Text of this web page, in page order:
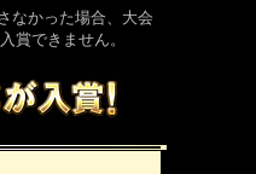
なかった場合、大会
賞できません。